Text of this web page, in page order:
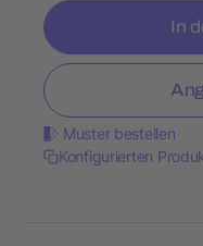
In
Muster bestellen
Konfigurierten